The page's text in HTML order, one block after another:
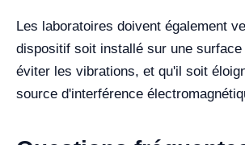
Les laboratoires doivent également
dispositif soit installé sur une surface
éviter les vibrations, et qu'il soit
source d'interférence